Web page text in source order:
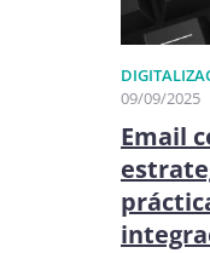
09/09/2025
Email